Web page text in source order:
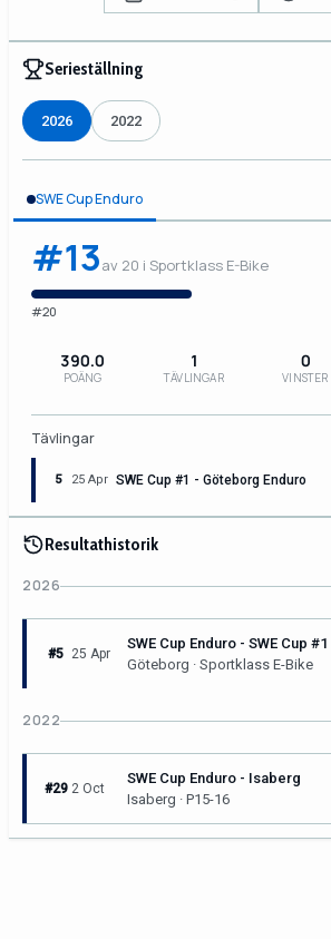
Serieställning
2026 2022
SWE Cup Enduro
#13av 20 i Sportklass E-Bike
#20
390.0
POÄNG
1
TÄVLINGAR
0
VINSTER
Tävlingar
5 25 Apr SWE Cup #1 - Göteborg Enduro
Resultathistorik
2026
#5 25 Apr
SWE Cup Enduro - SWE Cup
Göteborg · Sportklass E-Bike
2022
#29 2 Oct
SWE Cup Enduro - Isaberg
Isaberg · P15-16